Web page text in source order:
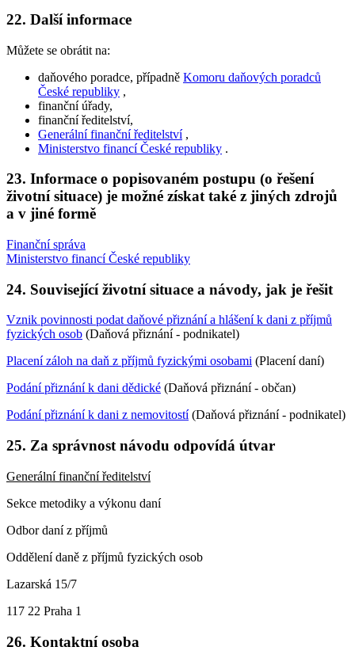
22. Další informace
Můžete se obrátit na:
daňového poradce, případně Komoru daňových poradců
České republiky ,
finanční úřady,
finanční ředitelství,
Generální finanční ředitelství,
Ministerstvo financí České republiky .
23. Informace o popisovaném postupu (o řešení
životní situace) je možné získat také z jiných zdrojů
a v jiné formě
Finanční správa
Ministerstvo financí České republiky
24. Související životní situace a návody, jak je řešit
Vznik povinnosti podat daňové přiznání a hlášení k dani z příjmů
fyzických osob (Daňová přiznání - podnikatel)
Placení záloh na daň z příjmů fyzickými osobami (Placení daní)
Podání přiznání k dani dědické (Daňová přiznání - občan)
Podání přiznání k dani z nemovitostí(Daňová přiznání - podnikatel)
25. Za správnost návodu odpovídá útvar
Generální finanční ředitelství
Sekce metodiky a výkonu daní
Odbor daní z příjmů
Oddělení daně z příjmů fyzických osob
Lazarská 15/7
117 22 Praha 1
26. Kontaktní osoba